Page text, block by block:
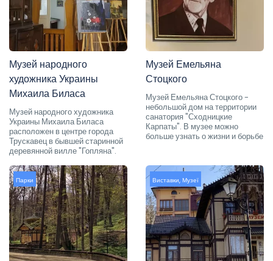
Музей народного
художника Украины
Михаила Биласа
Музей народного художника
Украины Михаила Биласа
расположен в центре города
Трускавец в бывшей старинной
деревянной вилле "Гопляна".
Музей Емельяна
Стоцкого
Музей Емельяна Стоцкого -
небольшой дом на территории
санатория "Сходницкие
Карпаты". В музее можно
больше узнать о жизни и борьбе
Парки Виставки, Музеї